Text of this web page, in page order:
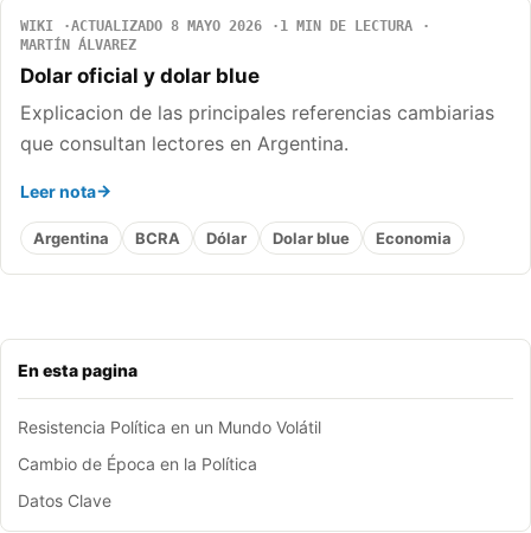
En esta pagina
Resistencia Política en un Mundo Volátil
Cambio de Época en la Política
Datos Clave
WIKI ACTUALIZADO 8 MAYO 2026
1 MIN DE LECTURA
MARTÍN ÁLVAREZ
Dolar oficial y dolar blue
Explicacion de las principales referencias cambiarias
que consultan lectores en Argentina.
Leer nota
Argentina BCRA Dólar Dolar blue Economia